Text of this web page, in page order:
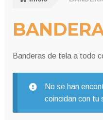
Banderas de tela a todo
No se han
coincidan con tu